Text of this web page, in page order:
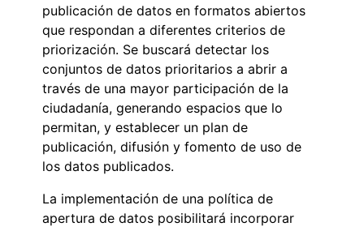
publicación de datos en formatos abiertos
que respondan a diferentes criterios de
priorización. Se buscará detectar los
conjuntos de datos prioritarios a abrir a
través de una mayor participación de la
ciudadanía, generando espacios que lo
permitan, y establecer un plan de
publicación, difusión y fomento de uso de
los datos publicados.
La implementación de una política de
apertura de datos posibilitará incorporar